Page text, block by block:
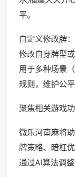
平。
自定义修改牌
修改自身牌型
用于多种场景
规则，维护公平
聚焦相关游戏
微乐河南麻将
牌策略、暗杠
通过AI算法调